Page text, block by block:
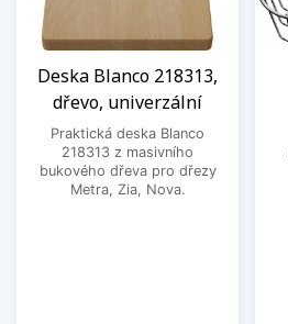
Deska Blanco 218313,
dřevo, univerzální
Praktická deska Blanco
218313 z masivního
bukového dřeva pro dřezy
Metra, Zia, Nova.